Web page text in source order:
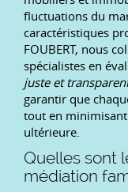
fluctuations du
caractéristiques
FOUBERT, nous
spécialistes en
juste et
garantir que
tout en
ultérieure.
Quelles sont
médiation